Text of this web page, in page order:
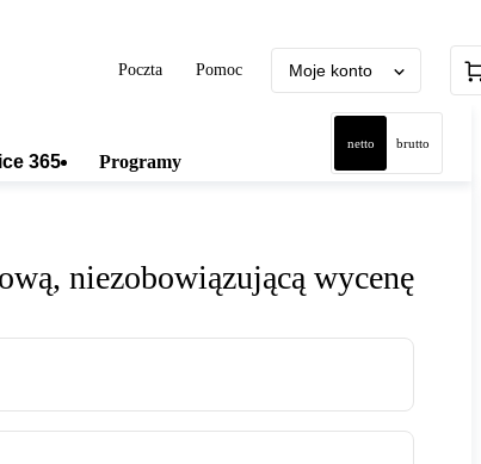
Poczta Pomoc Moje konto
365 Programy
netto brutto
niezobowiązującą wycenę